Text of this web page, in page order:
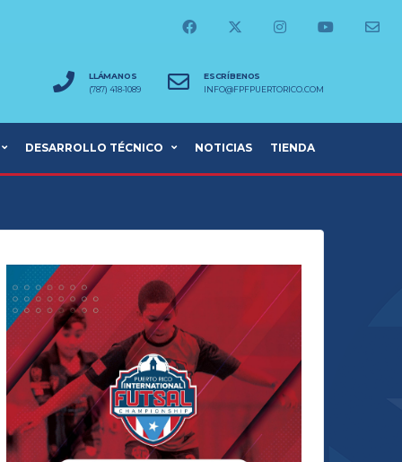
LLÁMANOS
(787) 418-1089
ESCRÍBENOS
INFO@FPFPUERTORICO.COM
DESARROLLO TÉCNICO NOTICIAS TIENDA